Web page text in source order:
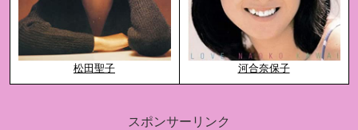
松田聖子 河合奈保子
スポンサーリンク